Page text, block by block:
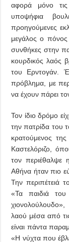
αφορά μόνο τις
υποψήφια
προηγούμενες
μεγάλος ο
συνθήκες στην
κουρδικός λαός
του Ερντογάν.
πρόβλημα, με
να έχουν πάρει
Τον ίδιο δρόμο
την πατρίδα του
κρατούμενος
Καστελόριζο,
τον
Αθήνα ήταν πιο
Την περιπέτειά
«Τα παιδιά
λαού μέσα από
είναι πάντα
«Η νύχτα που